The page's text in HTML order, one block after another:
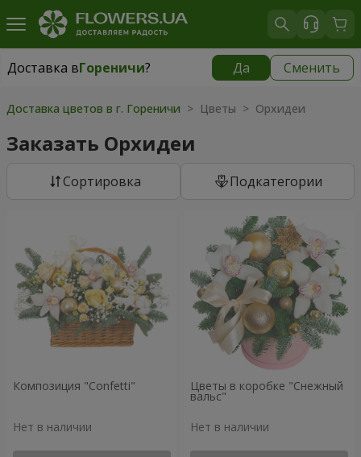
Доставка вГореничи? Да Сменить
Доставка вГореничи|
Доставка цветов в г. Гореничи > Цветы > Орхидеи
Заказать Орхидеи
Cортировка Подкатегории
Композиция "Confetti"
Нет в наличии
Цветы в коробке "Снежный
вальс"
Нет в наличии